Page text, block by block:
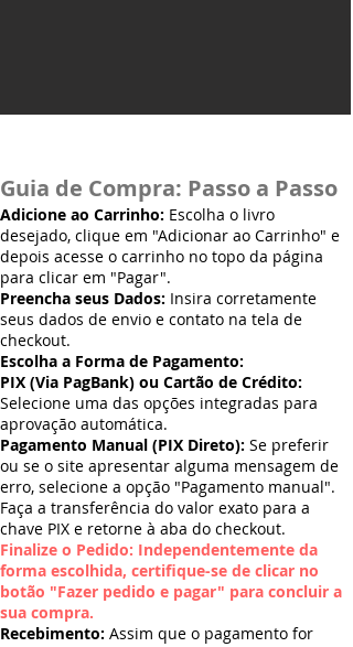
Guia de Compra: Passo a Passo
Adicione ao Carrinho: Escolha o livro
desejado, clique em "Adicionar ao Carrinho" e
depois acesse o carrinho no topo da página
para clicar em "Pagar".
Preencha seus Dados: Insira corretamente
seus dados de envio e contato na tela de
checkout.
Escolha a Forma de Pagamento:
PIX (Via PagBank) ou Cartão de Crédito:
Selecione uma das opções integradas para
aprovação automática.
Pagamento Manual (PIX Direto): Se preferir
ou se o site apresentar alguma mensagem de
erro, selecione a opção "Pagamento manual".
Faça a transferência do valor exato para a
chave PIX e retorne à aba do checkout.
Finalize o Pedido: Independentemente da
forma escolhida, certifique-se de clicar no
botão "Fazer pedido e pagar" para concluir a
sua compra.
Recebimento: Assim que o pagamento for